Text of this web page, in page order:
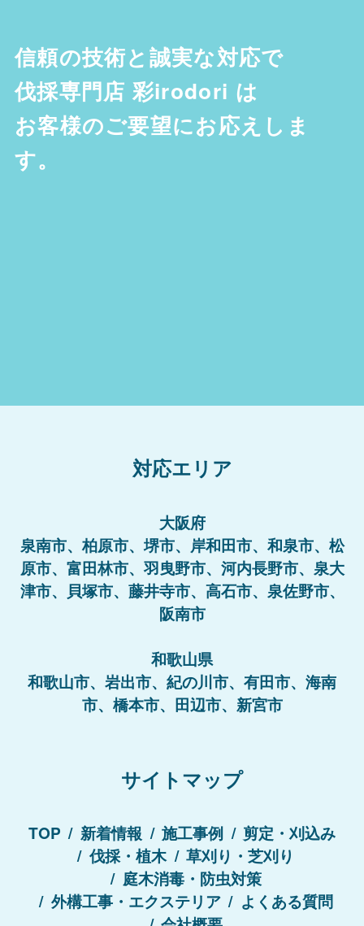
信頼の技術と誠実な対応で
伐採専門店 彩irodori は
お客様のご要望にお応えしま
す。
対応エリア
大阪府
泉南市、柏原市、堺市、岸和田市、和泉市、松
原市、富田林市、羽曳野市、河内長野市、泉大
津市、貝塚市、藤井寺市、高石市、泉佐野市、
阪南市
和歌山県
和歌山市、岩出市、紀の川市、有田市、海南
市、橋本市、田辺市、新宮市
サイトマップ
TOP 新着情報 施工事例
剪定・刈込み
伐採・植木
草刈り・芝刈り
庭木消毒・防虫対策
外構工事・エクステリア
よくある質問